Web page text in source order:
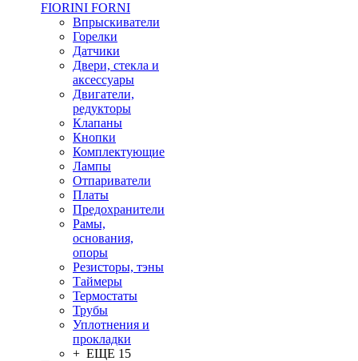
FIORINI FORNI
Впрыскиватели
Горелки
Датчики
Двери, стекла и
аксессуары
Двигатели,
редукторы
Клапаны
Кнопки
Комплектующие
Лампы
Отпариватели
Платы
Предохранители
Рамы,
основания,
опоры
Резисторы, тэны
Таймеры
Термостаты
Трубы
Уплотнения и
прокладки
+ ЕЩЕ 15